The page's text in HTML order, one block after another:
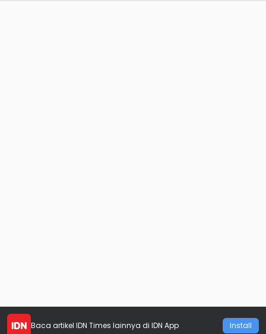
Baca artikel IDN Times lainnya di IDN App Install